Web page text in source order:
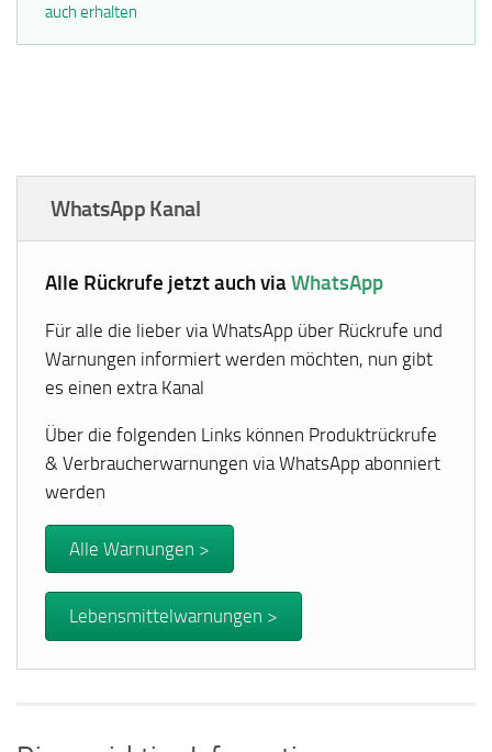
auch erhalten
WhatsApp Kanal
Alle Rückrufe jetzt auch viaWhatsApp
Für alle die lieber via WhatsApp über Rückrufe und
Warnungen informiert werden möchten, nun gibt
es einen extra Kanal
Über die folgenden Links können Produktrückrufe
& Verbraucherwarnungen via WhatsApp abonniert
werden
Alle Warnungen >
Lebensmittelwarnungen >